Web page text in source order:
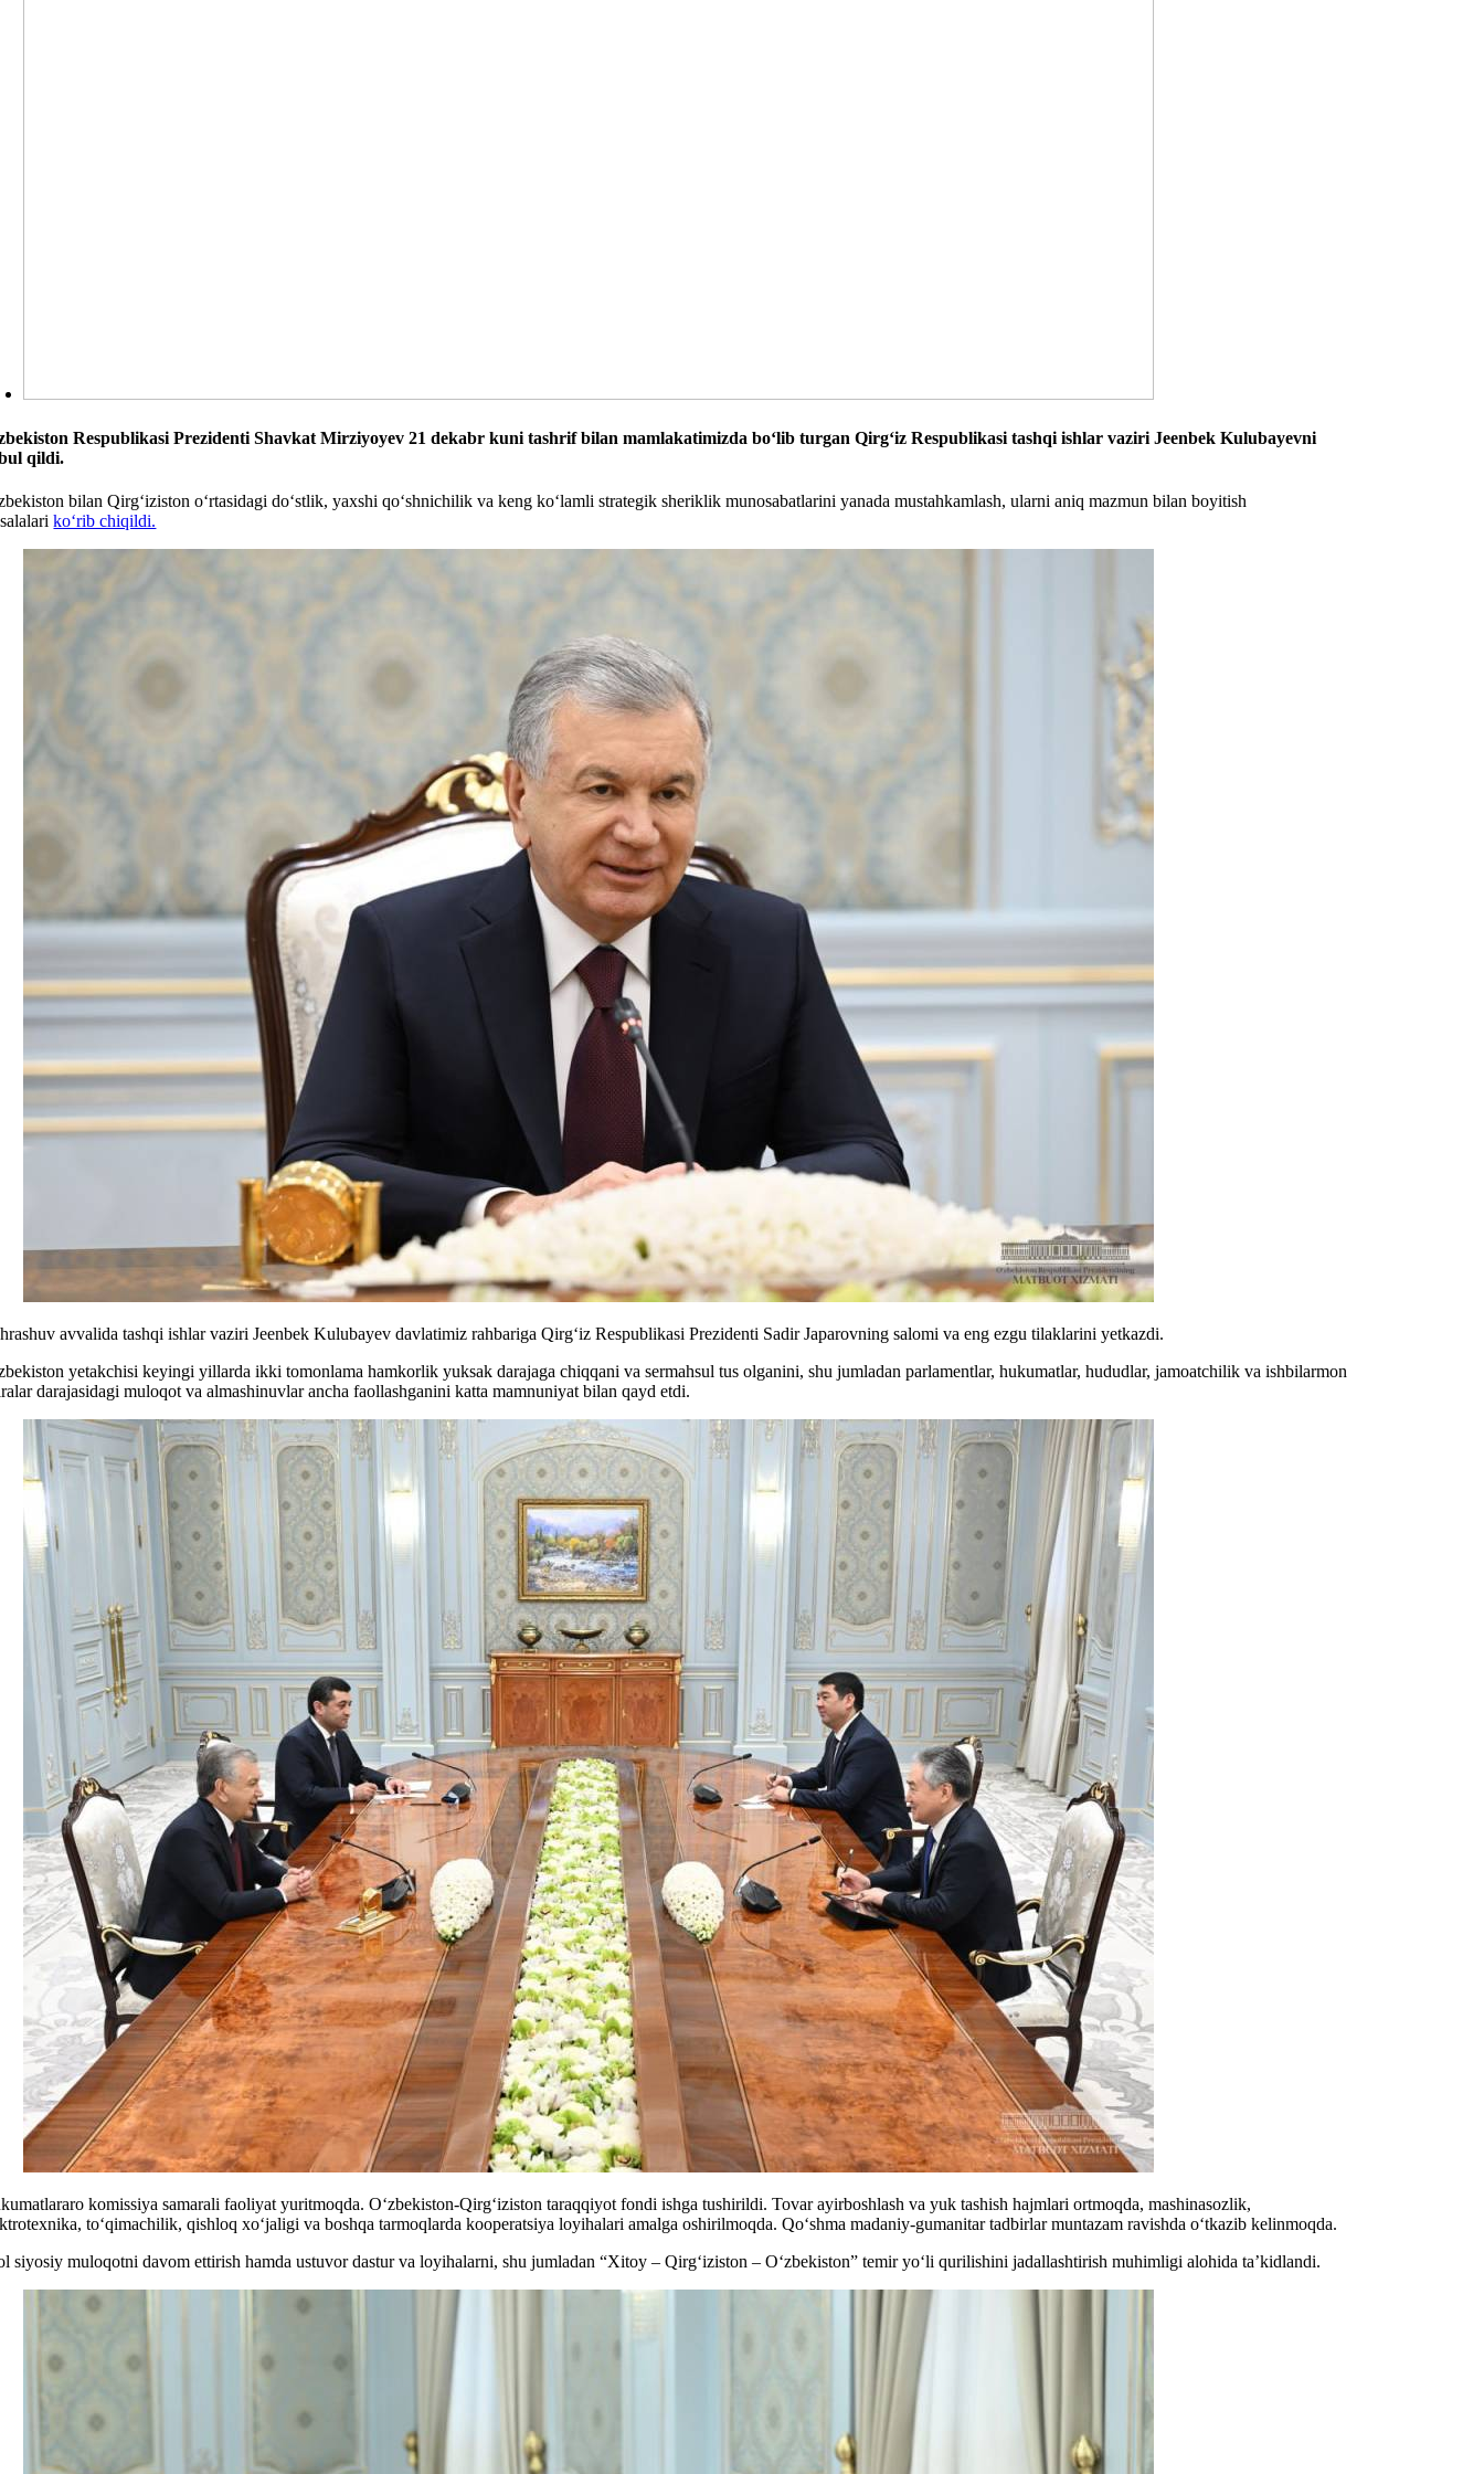
Respublikasi Prezidenti Shavkat Mirziyoyev 21 dekabr kuni tashrif bilan mamlakatimizda bo‘lib turgan Qirg‘iz Respublikasi tashqi ishlar vaziri Jeenbek Kulubayevni
qildi.
bilan Qirg‘iziston o‘rtasidagi do‘stlik, yaxshi qo‘shnichilik va keng ko‘lamli strategik sheriklik munosabatlarini yanada mustahkamlash, ularni aniq mazmun bilan boyitish
ko‘rib chiqildi.
avvalida tashqi ishlar vaziri Jeenbek Kulubayev davlatimiz rahbariga Qirg‘iz Respublikasi Prezidenti Sadir Japarovning salomi va eng ezgu tilaklarini yetkazdi.
yetakchisi keyingi yillarda ikki tomonlama hamkorlik yuksak darajaga chiqqani va sermahsul tus olganini, shu jumladan parlamentlar, hukumatlar, hududlar, jamoatchilik va ishbilarmon
darajasidagi muloqot va almashinuvlar ancha faollashganini katta mamnuniyat bilan qayd etdi.
komissiya samarali faoliyat yuritmoqda. O‘zbekiston-Qirg‘iziston taraqqiyot fondi ishga tushirildi. Tovar ayirboshlash va yuk tashish hajmlari ortmoqda, mashinasozlik,
to‘qimachilik, qishloq xo‘jaligi va boshqa tarmoqlarda kooperatsiya loyihalari amalga oshirilmoqda. Qo‘shma madaniy-gumanitar tadbirlar muntazam ravishda o‘tkazib kelinmoqda.
siyosiy muloqotni davom ettirish hamda ustuvor dastur va loyihalarni, shu jumladan “Xitoy – Qirg‘iziston – O‘zbekiston” temir yo‘li qurilishini jadallashtirish muhimligi alohida ta’kidlandi.